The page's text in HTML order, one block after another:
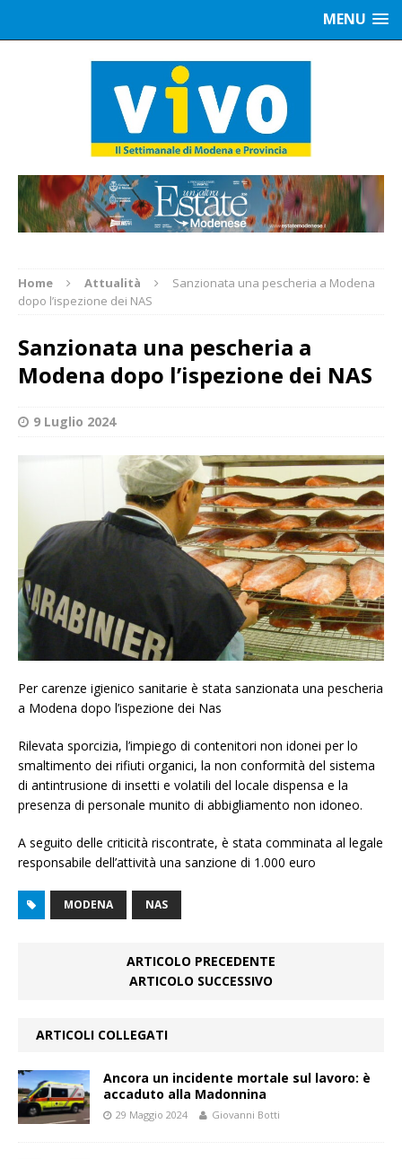
MENU
Home Attualità
Sanzionata una pescheria a Modena
dopo l’ispezione dei NAS
Sanzionata una pescheria a
Modena dopo l’ispezione dei NAS
9 Luglio 2024
Per carenze igienico sanitarie è stata sanzionata una pescheria
a Modena dopo l’ispezione dei Nas
Rilevata sporcizia, l’impiego di contenitori non idonei per lo
smaltimento dei rifiuti organici, la non conformità del sistema
di antintrusione di insetti e volatili del locale dispensa e la
presenza di personale munito di abbigliamento non idoneo.
A seguito delle criticità riscontrate, è stata comminata al legale
responsabile dell’attività una sanzione di 1.000 euro
MODENA NAS
ARTICOLO PRECEDENTE
ARTICOLO SUCCESSIVO
ARTICOLI COLLEGATI
Ancora un incidente mortale sul lavoro: è
accaduto alla Madonnina
29 Maggio 2024 Giovanni Botti